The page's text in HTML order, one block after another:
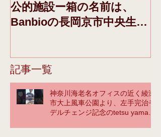
公的施設ー箱の名前は、
Banbioの長岡京市中央生涯
の初めから、下記、告知チ
ラシと弊社パンフを設置し
ていただいているので、そ
記事一覧
神奈川海老名オフィスの近く綾瀬
市大上風車公園より、左手完治モ
デルチェンジ記念のtetsu yamaに